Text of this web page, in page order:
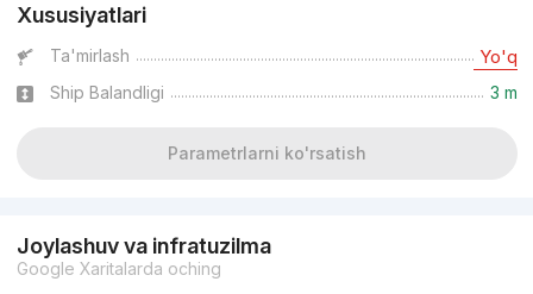
Xususiyatlari
Ta'mirlash Yo'q
Ship Balandligi 3 m
Parametrlarni ko'rsatish
Joylashuv va infratuzilma
Google Xaritalarda oching